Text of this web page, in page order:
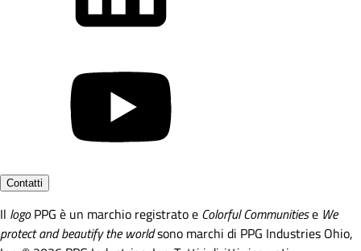
Contatti
Il logoPPG è un marchio registrato e Colorful Communitiese We
protect and beautify the worldsono marchi di PPG Industries Ohio,